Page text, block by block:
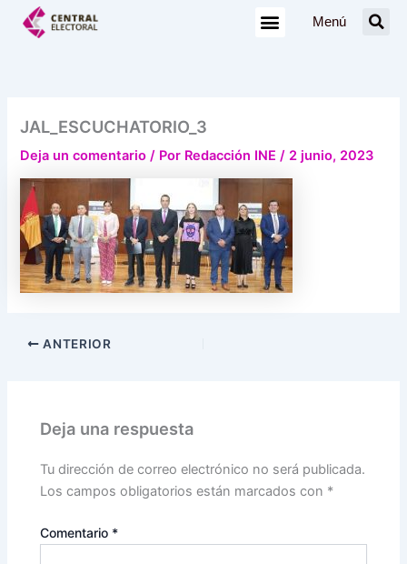
Menú
JAL_ESCUCHATORIO_3
Deja un comentario / Por Redacción INE/ 2 junio, 2023
ANTERIOR
Deja una respuesta
Tu dirección de correo electrónico no será publicada.
Los campos obligatorios están marcados con *
Comentario *